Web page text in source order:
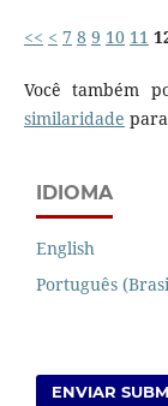
<< < 7 8 9 10 11
Você também
similaridade
IDIOMA
English
Português
ENVIAR